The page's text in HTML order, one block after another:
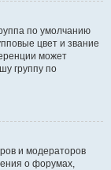
по умолчанию
цвет и звание
может
группу по
и модераторов
о форумах,